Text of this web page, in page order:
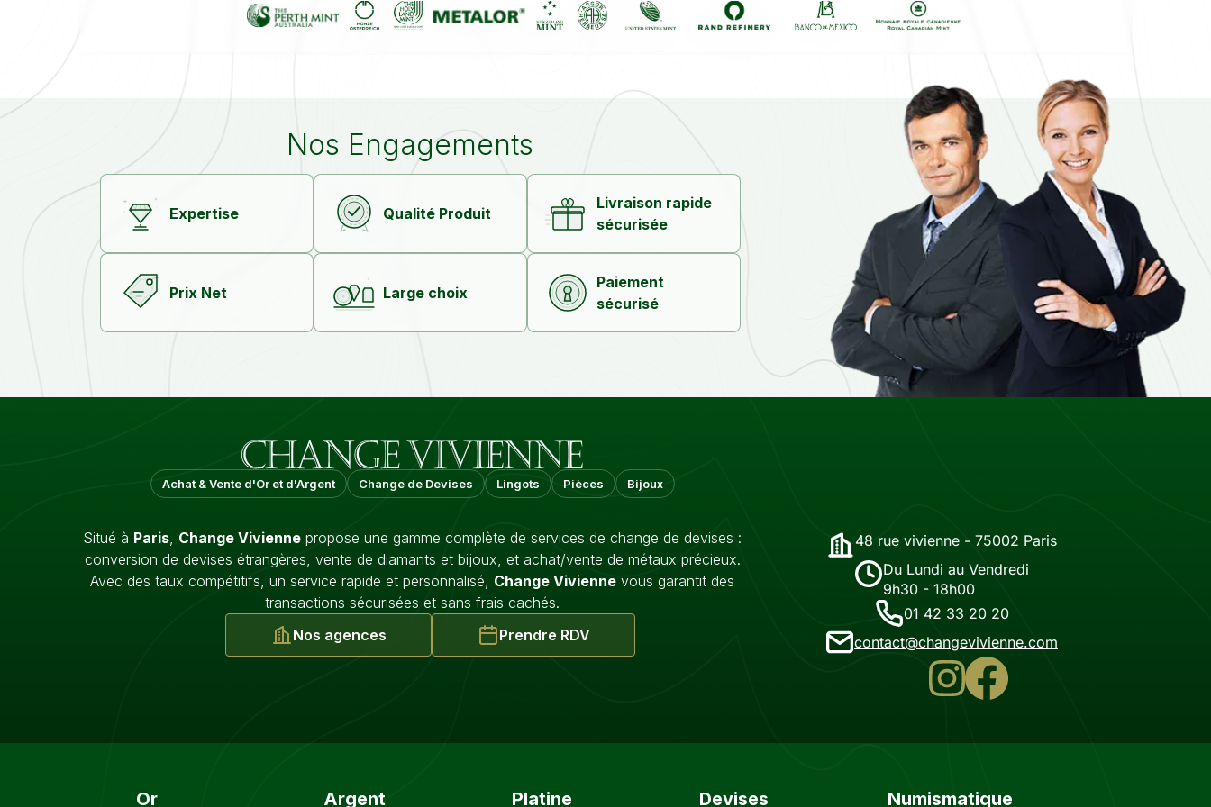
Nos Engagements
Expertise Qualité Produit
Livraison rapide
sécurisée
Prix Net Large choix
Paiement
sécurisé
Achat & Vente d'Or et d'Argent Change de Devises Lingots Pièces Bijoux
Situé à Paris Change Vivienne propose une gamme complète de services de change de devises :
conversion de devises étrangères, vente de diamants et bijoux, et achat/vente de métaux précieux.
Avec des taux compétitifs, un service rapide et personnalisé, Change Vivienne vous garantit des
transactions sécurisées et sans frais cachés.
Nos agences
Prendre RDV
48 rue vivienne - 75002 Paris
Du Lundi au Vendredi
9h30 - 18h00
01 42 33 20 20
contact@changevivienne.com
Or Argent Platine Devises Numismatique